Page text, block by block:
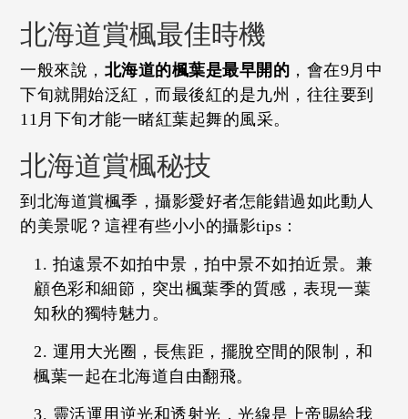
北海道賞楓最佳時機
一般來說， 北海道的楓葉是最早開的 ，會在9月中
下旬就開始泛紅，而最後紅的是九州，往往要到
11月下旬才能一睹紅葉起舞的風采。
北海道賞楓秘技
到北海道賞楓季，攝影愛好者怎能錯過如此動人
的美景呢？這裡有些小小的攝影tips：
拍遠景不如拍中景，拍中景不如拍近景。兼
顧色彩和細節，突出楓葉季的質感，表現一葉
知秋的獨特魅力。
運用大光圈，長焦距，擺脫空間的限制，和
楓葉一起在北海道自由翻飛。
靈活運用逆光和透射光，光線是上帝賜給我